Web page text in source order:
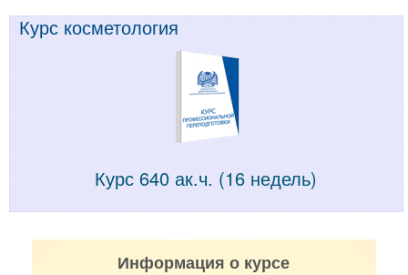
Курс косметология
Курс 640 ак.ч. (16 недель)
Информация о курсе